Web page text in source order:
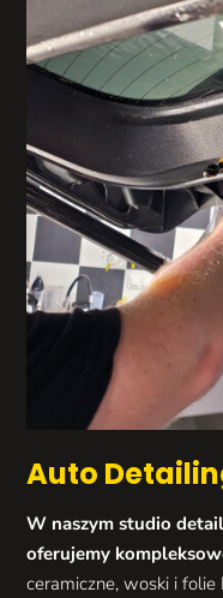
Auto
W naszym studio
oferujemy
ceramiczne, woski i